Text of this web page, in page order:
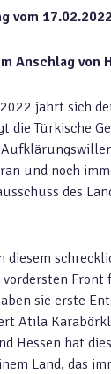
vom
Anschlag
jährt sich
die Türkische
und noch
des
diesem
Front
sie erste
Atila
Hessen hat
Land, das